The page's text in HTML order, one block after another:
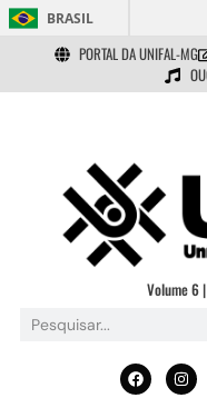
BRASIL
PORTAL DA UNIFAL-MG
Volume 6